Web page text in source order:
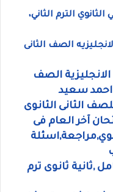
الترم الثاني،
الصف الثانى
الصف
احمد سعيد
الثانى الثانوى
آخر العام فى
,ثانية ثانوى ترم